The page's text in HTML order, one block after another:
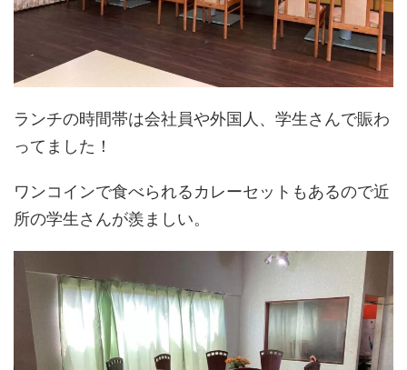
ランチの時間帯は会社員や外国人、学生さんで賑わ
ってました！
ワンコインで食べられるカレーセットもあるので近
所の学生さんが羨ましい。